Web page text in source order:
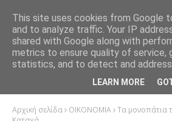
Αρχική σελίδα ΟΙΚΟΝΟΜΙΑ Τα μονοπάτια
This site uses cookies from Google
and to analyze traffic. Your IP
shared with Google along with
metrics to ensure quality of service,
statistics, and to detect and address
LEARN MORE